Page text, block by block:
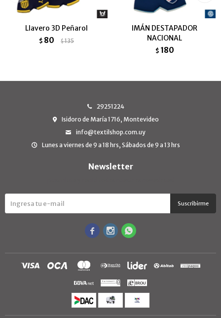
Llavero 3D Peñarol
$ 80 $135
IMÁN DESTAPADOR
NACIONAL
$ 180
29251224
Isidoro de María 1716, Montevideo
info@textilshop.com.uy
Lunes a viernes de 9 a 18 hrs, Sábados de 9 a 13 hrs
Newsletter
Suscribirme
  